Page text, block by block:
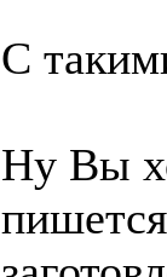
С
Ну Вы